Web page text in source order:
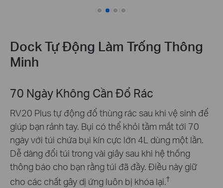
Dock Tự Động Làm Trống Thông
Minh
70 Ngày Không Cần Đổ Rác
RV20 Plus tự động đổ thùng rác sau khi vệ sinh để
giúp bạn rảnh tay. Bụi có thể khỏi tầm mắt tới 70
ngày với túi chứa bụi kín cực lớn 4L dùng một lần.
Dễ dàng đổi túi trong vài giây sau khi hệ thống
thông báo cho bạn rằng túi đã đầy. Điều này giữ
cho các chất gây dị ứng luôn bị khóa lại.†